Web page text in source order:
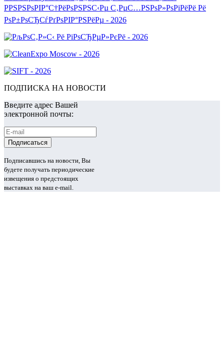
ПОДПИСКА НА НОВОСТИ
Введите адрес Вашей
электронной почты:
Подписавшись на новости, Вы
будете получать периодические
извещения о предстоящих
выставках на ваш e-mail.